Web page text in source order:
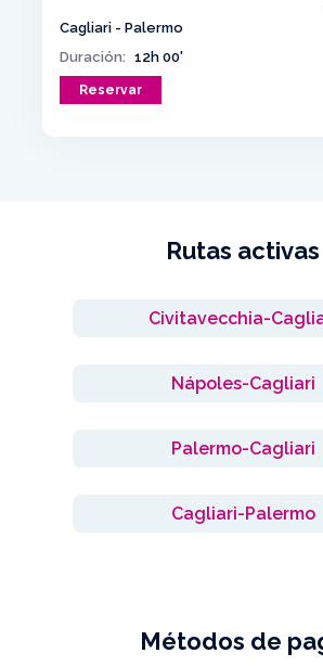
Cagliari - Palermo
Duración: 12h 00'
Reservar
Rutas activas
Civitavecchia-
Nápoles-Cagliari
Palermo-Cagliari
Cagliari-Palermo
Métodos de